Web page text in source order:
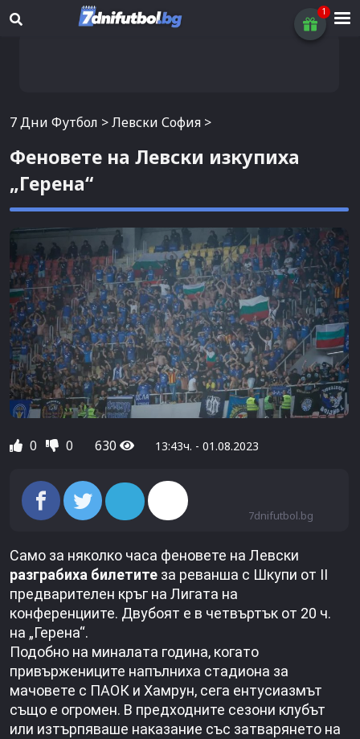
7 Дни Футбол >Левски София >
Феновете на Левски изкупиха
„Герена“
0 0 630 13:43ч. - 01.08.2023
7dnifutbol.bg
Само за няколко часа феновете на Левски
разграбиха билетите за реванша с Шкупи от II
предварителен кръг на Лигата на
конференциите. Двубоят е в четвъртък от 20 ч.
на „Герена“.
Подобно на миналата година, когато
привържениците напълниха стадиона за
мачовете с ПАОК и Хамрун, сега ентусиазмът
също е огромен. В предходните сезони клубът
или изтърпяваше наказание със затварянето на